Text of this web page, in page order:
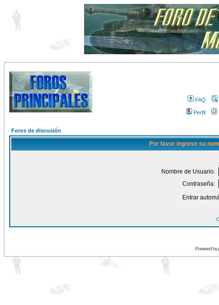
FAQ
Perfil
Foros de discusión
Por favor ingrese su
Nombre de Usuario:
Contraseña:
Entrar
Powered by